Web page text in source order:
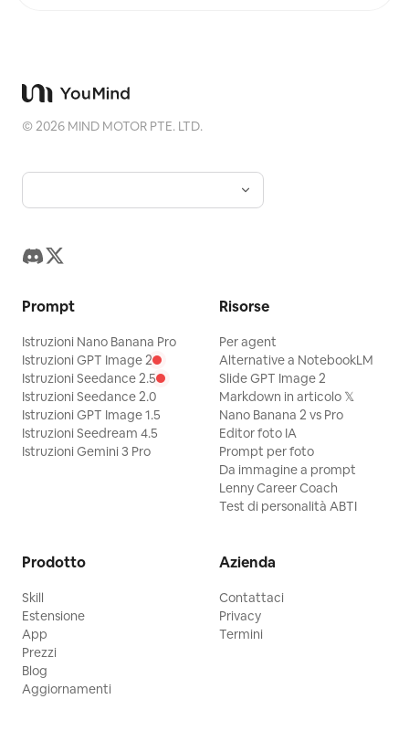
©2026 MIND MOTOR PTE. LTD.
Prompt
Istruzioni Nano Banana Pro
Istruzioni GPT Image 2
Istruzioni Seedance 2.5
Istruzioni Seedance 2.0
Istruzioni GPT Image 1.5
Istruzioni Seedream 4.5
Istruzioni Gemini 3 Pro
Risorse
Per agent
Alternative a NotebookLM
Slide GPT Image 2
Markdown in articolo 𝕏
Nano Banana 2 vs Pro
Editor foto IA
Prompt per foto
Da immagine a prompt
Lenny Career Coach
Test di personalità ABTI
Prodotto
Skill
Estensione
App
Prezzi
Blog
Aggiornamenti
Azienda
Contattaci
Privacy
Termini